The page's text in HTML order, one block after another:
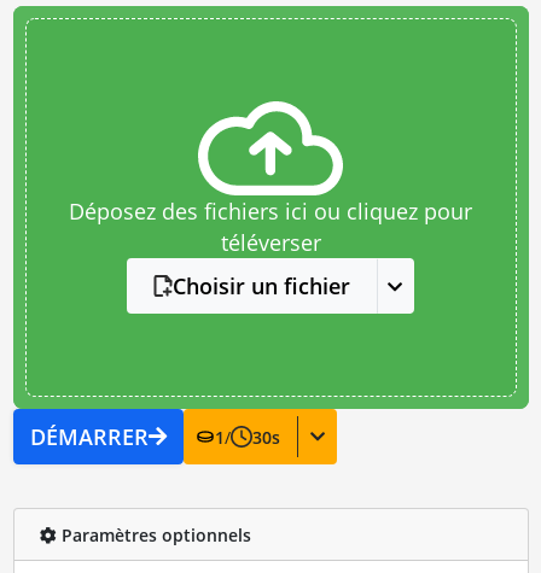
Déposez des fichiers ici ou cliquez pour
téléverser
Choisir un fichier
DÉMARRER 1/ 30s
Paramètres optionnels